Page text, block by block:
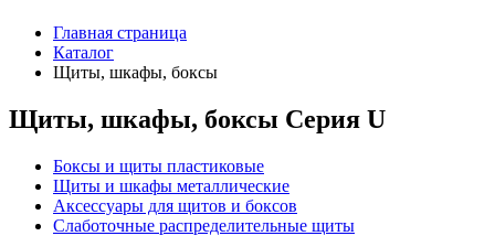
Главная страница
Каталог
Щиты, шкафы, боксы
Щиты, шкафы, боксы Серия U
Боксы и щиты пластиковые
Щиты и шкафы металлические
Аксессуары для щитов и боксов
Слаботочные распределительные щиты